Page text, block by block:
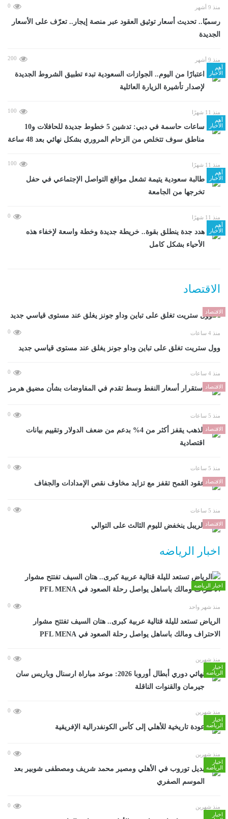
منذ 9 أشهر 0
رسميًا.. تحديث أسعار توثيق العقود عبر منصة إيجار.. تعرّف على الأسعار
الجديدة
منذ 9 أشهر
200
أهم
الأخبار
اعتبارًا من اليوم.. الجوازات السعودية تبدء تطبيق الشروط الجديدة
لإصدار تأشيرة الزيارة العائلية
منذ 11 شهرًا
100
أهم
الأخبار
ساعات حاسمة في دبي: تدشين 5 خطوط جديدة للحافلات و10
مناطق سوف تتخلص من الزحام المروري بشكل نهائي بعد 48 ساعة
منذ 11 شهرًا
100
أهم
الأخبار
طالبة سعودية يتيمة تشعل مواقع التواصل الإجتماعي في حفل
تخرجها من الجامعة
منذ 11 شهرًا
0
أهم
الأخبار
هدد جدة ينطلق بقوة.. خريطة جديدة وخطة واسعة لإخفاء هذه
الأحياء بشكل كامل
الاقتصاد
الاقتصاد
منذ 4 ساعات 0
وول ستريت تغلق على تباين وداو جونز يغلق عند مستوى قياسي جديد
منذ 4 ساعات 0
الاقتصاد استقرار أسعار النفط وسط تقدم في المفاوضات بشأن مضيق هرمز
منذ 5 ساعات 0
الاقتصاد
الذهب يقفز أكثر من 4% بدعم من ضعف الدولار وتقييم بيانات
اقتصادية
منذ 5 ساعات 0
الاقتصاد عقود القمح تقفز مع تزايد مخاوف نقص الإمدادات والجفاف
منذ 5 ساعات 0
الاقتصاد الريبل ينخفض لليوم الثالث على التوالي
اخبار الرياضه
اخبار الرياضه
منذ شهر واحد 0
الرياض تستعد لليلة قتالية عربية كبرى.. هتان السيف تفتتح مشوار
الاحتراف ومالك باساهل يواصل رحلة الصعود في PFL MENA
منذ شهرين
0
اخبار
الرياضه
نهائي دوري أبطال أوروبا 2026: موعد مباراة ارسنال وباريس سان
جيرمان والقنوات الناقلة
منذ شهرين
0
اخبار
الرياضه عودة تاريخية للأهلي إلى كأس الكونفدرالية الإفريقية
منذ شهرين
0
اخبار
الرياضه بديل توروب في الأهلي ومصير محمد شريف ومصطفى شوبير بعد
الموسم الصفري
منذ شهرين
0
اخبار